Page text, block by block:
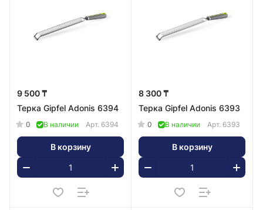
9 500 ₸
Терка Gipfel Adonis 6394
0 В наличии Арт. 6394
В корзину
8 300 ₸
Терка Gipfel Adonis 6393
0 В наличии Арт. 6393
В корзину